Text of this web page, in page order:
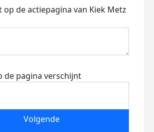
op de actiepagina van Kiek Metz
de pagina verschijnt
Volgende